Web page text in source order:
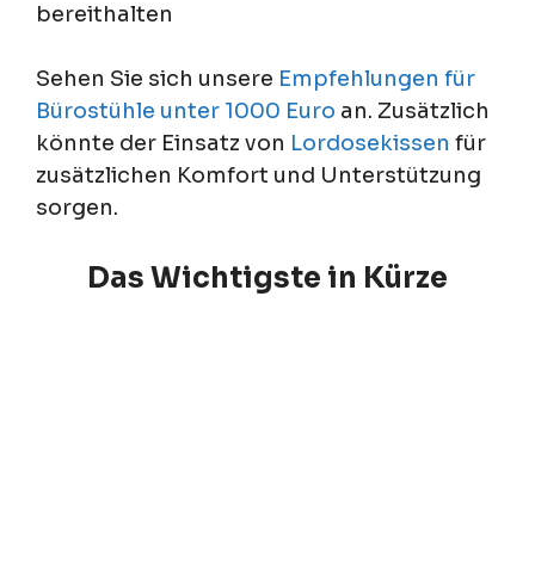
bereithalten
Sehen Sie sich unsere Empfehlungen für
Bürostühle unter 1000 Euro an. Zusätzlich
könnte der Einsatz von Lordosekissen für
zusätzlichen Komfort und Unterstützung
sorgen.
Das Wichtigste in Kürze